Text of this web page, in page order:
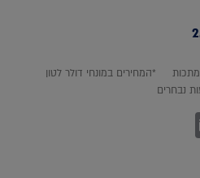
*המחירים במונחי דולר לטון
נבחרים